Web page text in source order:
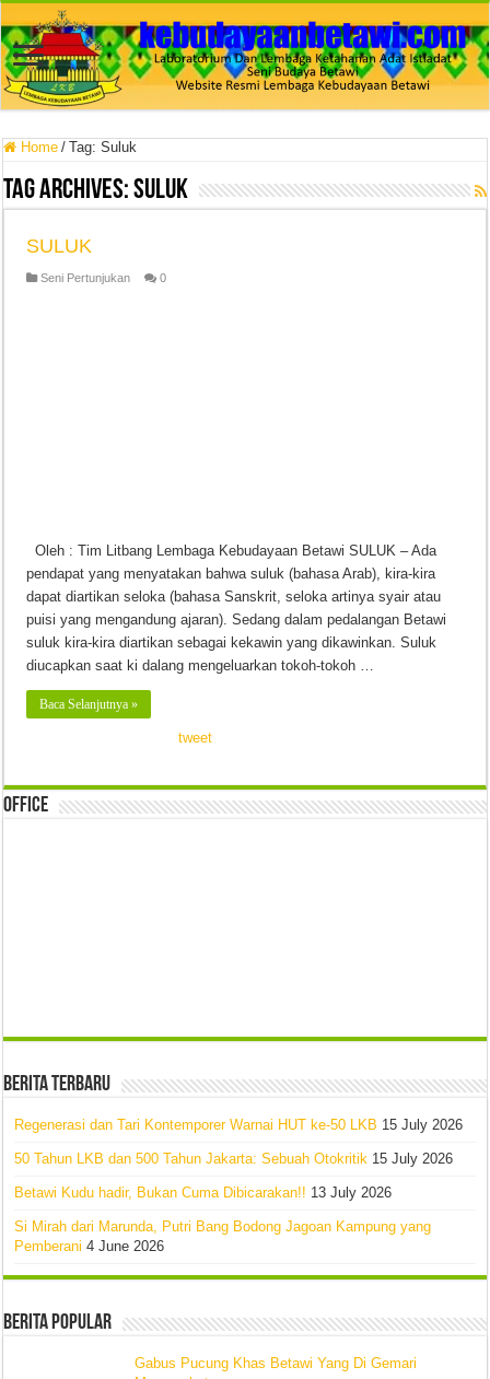
Home / Tag:Suluk
Tag Archives:Suluk
SULUK
Seni Pertunjukan 0
Oleh : Tim Litbang Lembaga Kebudayaan Betawi SULUK – Ada
pendapat yang menyatakan bahwa suluk (bahasa Arab), kira-kira
dapat diartikan seloka (bahasa Sanskrit, seloka artinya syair atau
puisi yang mengandung ajaran). Sedang dalam pedalangan Betawi
suluk kira-kira diartikan sebagai kekawin yang dikawinkan. Suluk
diucapkan saat ki dalang mengeluarkan tokoh-tokoh …
Baca Selanjutnya »
tweet
Office
Berita Terbaru
Regenerasi dan Tari Kontemporer Warnai HUT ke-50 LKB 15 July 2026
50 Tahun LKB dan 500 Tahun Jakarta: Sebuah Otokritik 15 July 2026
Betawi Kudu hadir, Bukan Cuma Dibicarakan!! 13 July 2026
Si Mirah dari Marunda, Putri Bang Bodong Jagoan Kampung yang
Pemberani 4 June 2026
Berita Popular
Gabus Pucung Khas Betawi Yang Di Gemari